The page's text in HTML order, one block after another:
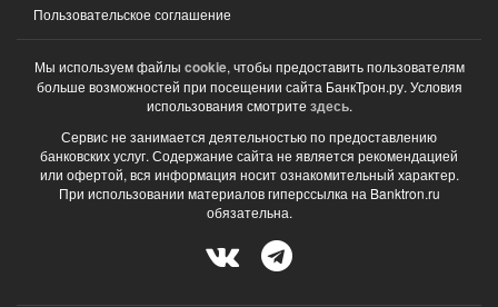
Пользовательское соглашение
Мы используем файлы cookie, чтобы предоставить пользователям
больше возможностей при посещении сайта БанкТрон.ру. Условия
использования смотрите здесь.
Сервис не занимается деятельностью по предоставлению
банковских услуг. Содержание сайта не является рекомендацией
или офертой, вся информация носит ознакомительный характер.
При использовании материалов гиперссылка на Banktron.ru
обязательна.